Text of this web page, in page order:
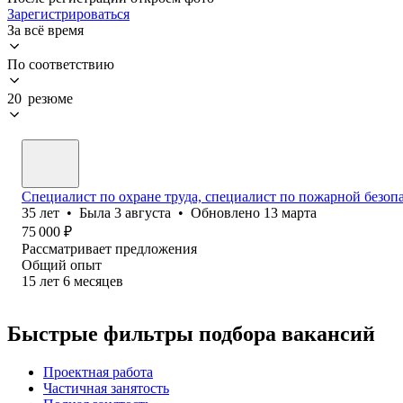
Зарегистрироваться
За всё время
По соответствию
20 резюме
Специалист по охране труда, специалист по пожарной
35 лет • Была 3 августа • Обновлено 13 марта
75 000 ₽
Рассматривает предложения
Общий опыт
15 лет 6 месяцев
Быстрые фильтры подбора вакансий
Проектная работа
Частичная занятость